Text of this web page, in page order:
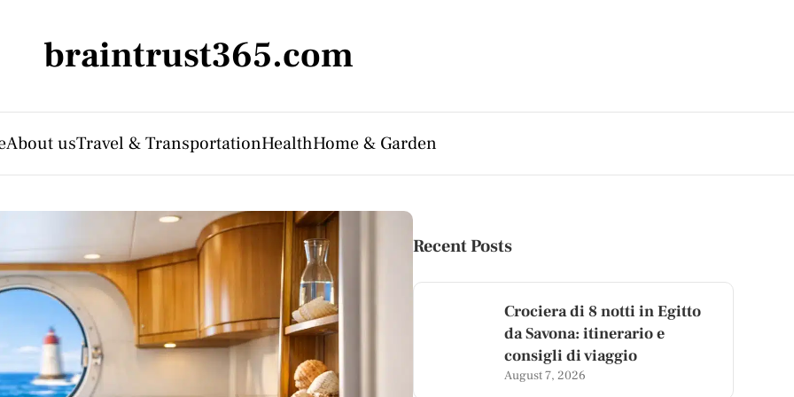
braintrust365.com
About usTravel & TransportationHealthHome & Garden
Recent Posts
Crociera di 8 notti in Egitto
da Savona: itinerario e
consigli di viaggio
August 7, 2026